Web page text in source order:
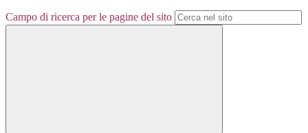
Campo di ricerca per le pagine del sito